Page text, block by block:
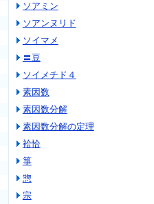
ソアミン
ソアンヌリド
ソイマメ
〓豆
ソイメチド４
素因数
素因数分解
素因数分解の定理
袷恰
箏
惣
宗